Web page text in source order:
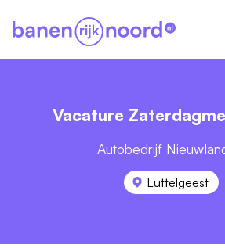
Vacature
Autobedrijf
Luttelgeest